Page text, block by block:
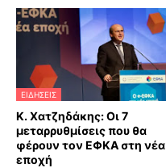
ΕΙΔΗΣΕΙΣ
Κ. Χατζηδάκης: Οι 7
μεταρρυθμίσεις που θα
φέρουν τον ΕΦΚΑ στη νέα
εποχή